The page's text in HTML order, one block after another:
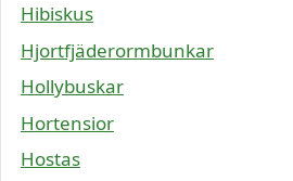
Hibiskus
Hjortfjäderormbunkar
Hollybuskar
Hortensior
Hostas